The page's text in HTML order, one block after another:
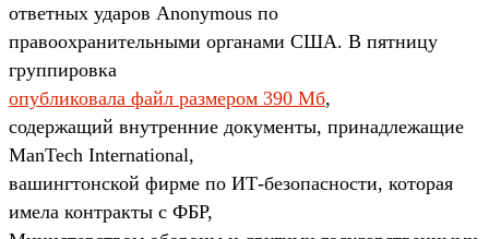
ответных ударов Anonymous по
правоохранительными органами США. В пятницу
группировка
опубликовала файл размером 390 Мб,
содержащий внутренние документы, принадлежащие
ManTech International,
вашингтонской фирме по ИТ-безопасности, которая
имела контракты с ФБР,